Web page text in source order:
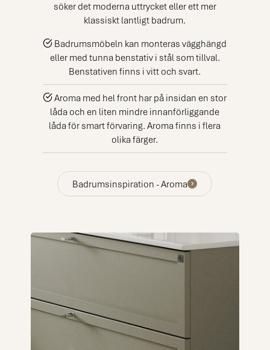
söker det moderna uttrycket eller ett mer
klassiskt lantligt badrum.
Badrumsmöbeln kan monteras vägghängd
eller med tunna benstativ i stål som tillval.
Benstativen finns i vitt och svart.
Aroma med hel front har på insidan en stor
låda och en liten mindre innanförliggande
låda för smart förvaring. Aroma finns i flera
olika färger.
Badrumsinspiration - Aroma